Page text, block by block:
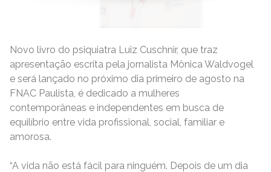
Novo livro do psiquiatra Luiz Cuschnir, que traz
apresentação escrita pela jornalista Mônica Waldvogel
e será lançado no próximo dia primeiro de agosto na
FNAC Paulista, é dedicado a mulheres
contemporâneas e independentes em busca de
equilíbrio entre vida profissional, social, familiar e
amorosa.
“A vida não está fácil para ninguém. Depois de um dia